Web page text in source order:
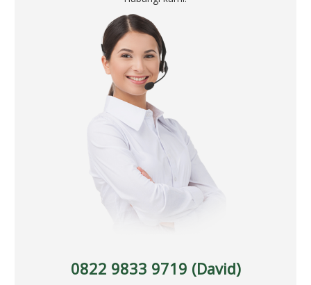
0822 9833 9719 (David)